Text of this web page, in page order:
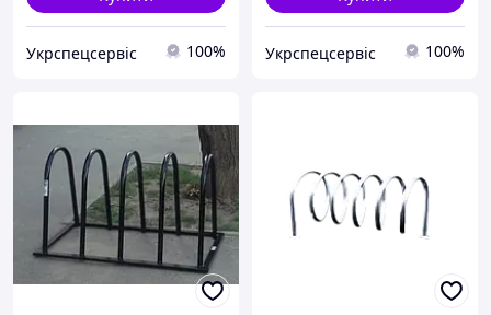
Укрспецсервіс 100% Укрспецсервіс 100%